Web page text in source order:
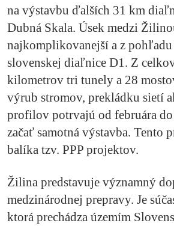
na výstavbu ďalších 31 km
Dubná Skala. Úsek medzi
najkomplikovanejší a z
slovenskej diaľnice D1. Z
kilometrov tri tunely a 28
výrub stromov, prekládku sietí
profilov potrvajú od februára
začať samotná výstavba. Tento
balíka tzv. PPP projektov.
Žilina predstavuje významný
medzinárodnej prepravy. Je
ktorá prechádza územím